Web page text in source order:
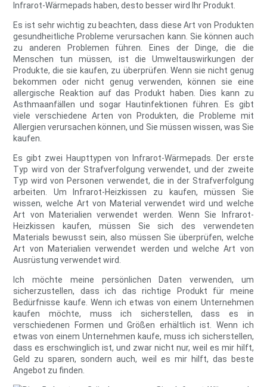
Infrarot-Wärmepads haben, desto besser wird Ihr Produkt.
Es ist sehr wichtig zu beachten, dass diese Art von Produkten
gesundheitliche Probleme verursachen kann. Sie können auch
zu anderen Problemen führen. Eines der Dinge, die die
Menschen tun müssen, ist die Umweltauswirkungen der
Produkte, die sie kaufen, zu überprüfen. Wenn sie nicht genug
bekommen oder nicht genug verwenden, können sie eine
allergische Reaktion auf das Produkt haben. Dies kann zu
Asthmaanfällen und sogar Hautinfektionen führen. Es gibt
viele verschiedene Arten von Produkten, die Probleme mit
Allergien verursachen können, und Sie müssen wissen, was Sie
kaufen.
Es gibt zwei Haupttypen von Infrarot-Wärmepads. Der erste
Typ wird von der Strafverfolgung verwendet, und der zweite
Typ wird von Personen verwendet, die in der Strafverfolgung
arbeiten. Um Infrarot-Heizkissen zu kaufen, müssen Sie
wissen, welche Art von Material verwendet wird und welche
Art von Materialien verwendet werden. Wenn Sie Infrarot-
Heizkissen kaufen, müssen Sie sich des verwendeten
Materials bewusst sein, also müssen Sie überprüfen, welche
Art von Materialien verwendet werden und welche Art von
Ausrüstung verwendet wird.
Ich möchte meine persönlichen Daten verwenden, um
sicherzustellen, dass ich das richtige Produkt für meine
Bedürfnisse kaufe. Wenn ich etwas von einem Unternehmen
kaufen möchte, muss ich sicherstellen, dass es in
verschiedenen Formen und Größen erhältlich ist. Wenn ich
etwas von einem Unternehmen kaufe, muss ich sicherstellen,
dass es erschwinglich ist, und zwar nicht nur, weil es mir hilft,
Geld zu sparen, sondern auch, weil es mir hilft, das beste
Angebot zu finden.